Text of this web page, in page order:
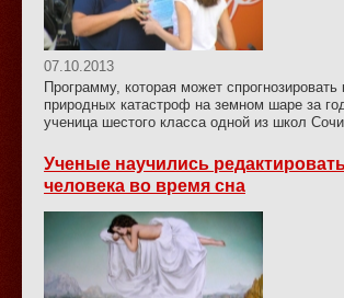
07.10.2013
Программу, которая может спрогнозировать
природных катастроф на земном шаре за
ученица шестого класса одной из школ
Ученые научились
человека во время сна